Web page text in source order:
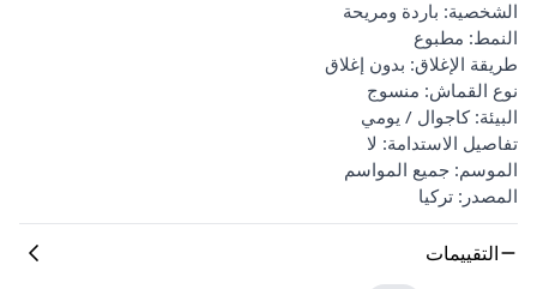
الشخصية: باردة ومريحة
النمط: مطبوع
طريقة الإغلاق: بدون إغلاق
نوع القماش: منسوج
البيئة: كاجوال / يومي
تفاصيل الاستدامة: لا
الموسم: جميع المواسم
المصدر: تركيا
التقييمات